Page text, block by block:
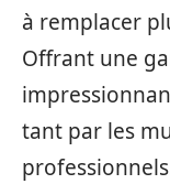
à remplacer
Offrant une
tant par les